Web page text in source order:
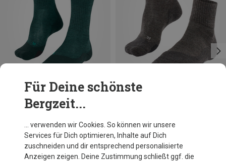
Herren TK2 Wool Socken
39|40|41 42|43
44|45
Falke
Herren TK2 Wool Short Socken
23,88 €
46|48
Für Deine schönste
Bergzeit...
… verwenden wir Cookies. So können wir unsere
Services für Dich optimieren, Inhalte auf Dich
zuschneiden und dir entsprechend personalisierte
Anzeigen zeigen. Deine Zustimmung schließt ggf. die